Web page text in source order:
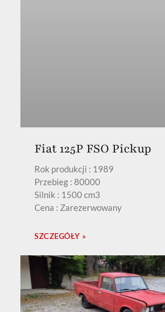
Fiat 125P FSO Pickup
Rok produkcji : 1989
Przebieg : 80000
Silnik : 1500 cm3
Cena : Zarezerwowany
SZCZEGÓŁY »